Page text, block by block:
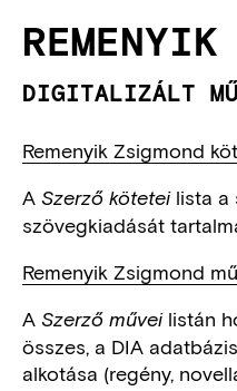
REMENYIK
DIGITALIZÁLT
Remenyik Zsigmond
A Szerző köteteilista a
szövegkiadását
Remenyik Zsigmond
A Szerző műveilistán
összes, a DIA
alkotása (regény,